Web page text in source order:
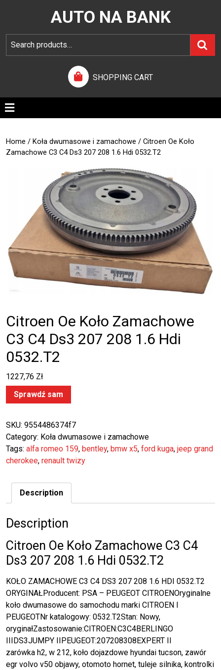
AUTO NA BANK
SHOPPING CART
Home / Koła dwumasowe i zamachowe / Citroen Oe Koło
Zamachowe C3 C4 Ds3 207 208 1.6 Hdi 0532.T2
Citroen Oe Koło Zamachowe
C3 C4 Ds3 207 208 1.6 Hdi
0532.T2
1227,76 Zł
Sprawdź sam
SKU: 9554486374f7
Category: Koła dwumasowe i zamachowe
Tags: alfa romeo 159, bentley, bmw x5, ford kuga, jeep grand
cherokee, renault twizy
Description
Description
Citroen Oe Koło Zamachowe C3 C4
Ds3 207 208 1.6 Hdi 0532.T2
KOŁO ZAMACHOWE C3 C4 DS3 207 208 1.6 HDI 0532.T2
ORYGINAŁProducent: PSA – PEUGEOT CITROENOryginalne
koło dwumasowe do samochodu marki CITROEN I
PEUGEOTNr katalogowy: 0532.T2Stan: Nowy,
oryginałZastosowanie:CITROEN:C3C4BERLINGO
IIIDS3JUMPY IIPEUGEOT:207208308EXPERT II
zarówka h2, w 212, koło dojazdowe hyundai tucson, zawór
egr volvo v50 objawy, otomoto hornet, tuleje silnika, kontrolki